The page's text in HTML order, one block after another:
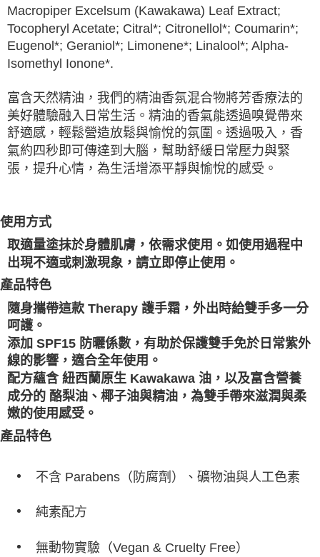
Macropiper Excelsum (Kawakawa) Leaf Extract;
Tocopheryl Acetate; Citral*; Citronellol*; Coumarin*;
Eugenol*; Geraniol*; Limonene*; Linalool*; Alpha-
Isomethyl Ionone*.
富含天然精油，我們的精油香氛混合物將芳香療法的
美好體驗融入日常生活。精油的香氣能透過嗅覺帶來
舒適感，輕鬆營造放鬆與愉悅的氛圍。透過吸入，香
氣約四秒即可傳達到大腦，幫助舒緩日常壓力與緊
張，提升心情，為生活增添平靜與愉悅的感受。
使用方式
取適量塗抹於身體肌膚，依需求使用。如使用過程中
出現不適或刺激現象，請立即停止使用。
產品特色
隨身攜帶這款 Therapy 護手霜，外出時給雙手多一分
呵護。
添加 SPF15 防曬係數，有助於保護雙手免於日常紫外
線的影響，適合全年使用。
配方蘊含 紐西蘭原生 Kawakawa 油，以及富含營養
成分的 酪梨油、椰子油與精油，為雙手帶來滋潤與柔
嫩的使用感受。
產品特色
不含 Parabens（防腐劑）、礦物油與人工色素
純素配方
無動物實驗（Vegan & Cruelty Free）